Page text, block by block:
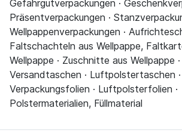
Gefahrgutverpackungen ·
Präsentverpackungen ·
Wellpappenverpackungen ·
Faltschachteln aus Wellpappe,
Wellpappe · Zuschnitte aus Wellpappe
Versandtaschen · Luftpolstertaschen ·
Verpackungsfolien · Luftpolsterfolien ·
Polstermaterialien, Füllmaterial